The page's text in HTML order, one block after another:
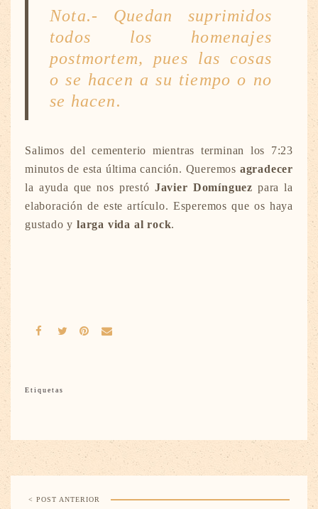
Nota.- Quedan suprimidos
todos los homenajes
postmortem, pues las cosas
o se hacen a su tiempo o no
se hacen.
Salimos del cementerio mientras terminan los 7:23
minutos de esta última canción. Queremos agradecer
la ayuda que nos prestó Javier Domínguez para la
elaboración de este artículo. Esperemos que os haya
gustado y larga vida al rock.
Etiquetas
< POST ANTERIOR